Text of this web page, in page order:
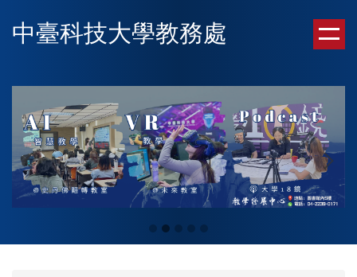
到
內
中臺科技大學教務處